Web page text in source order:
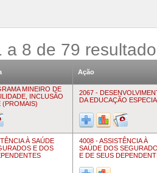
a 8 de 79
Ação
MINEIRO DE
INCLUSÃO
(PROMAIS)
2067 -
DA EDUCAÇÃO
À SAÚDE
E DOS
4008 - ASSISTÊNCIA À
SAÚDE DOS
E DE SEUS